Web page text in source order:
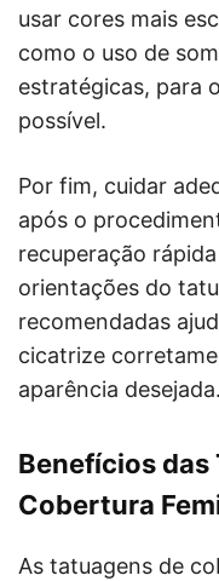
usar cores mais
como o uso de
estratégicas, para
possível.
Por fim, cuidar
após o
recuperação
orientações do
recomendadas
cicatrize
aparência desejada.
Benefícios das
Cobertura
As tatuagens de